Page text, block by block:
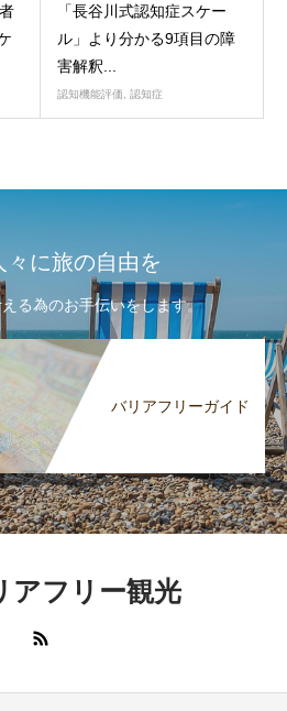
「長谷川式認知症スケー
ル」より分かる9項目の障
害解釈...
認知機能評価 認知症
々に旅の自由を
る為のお手伝いをします。
バリアフリーガイド
アフリー観光